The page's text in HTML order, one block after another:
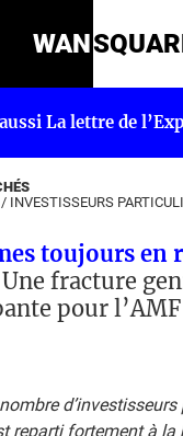
WAN
La lettre de
/ INVESTISSEURS
toujours en
Une fracture
pour l’AMF
reparti fortement à la